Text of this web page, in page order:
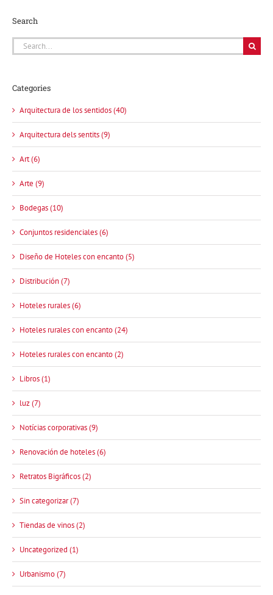
Search
Search
for:
Categories
Arquitectura de los sentidos (40)
Arquitectura dels sentits (9)
Art (6)
Arte (9)
Bodegas (10)
Conjuntos residenciales (6)
Diseño de Hoteles con encanto (5)
Distribución (7)
Hoteles rurales (6)
Hoteles rurales con encanto (24)
Hoteles rurales con encanto (2)
Libros (1)
luz (7)
Notícias corporativas (9)
Renovación de hoteles (6)
Retratos Bigráficos (2)
Sin categorizar (7)
Tiendas de vinos (2)
Uncategorized (1)
Urbanismo (7)